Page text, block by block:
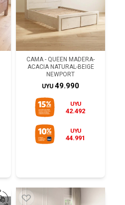
CAMA - QUEEN MADERA-
ACACIA NATURAL-BEIGE
NEWPORT
UYU 49.990
UYU
42.492
UYU
44.991